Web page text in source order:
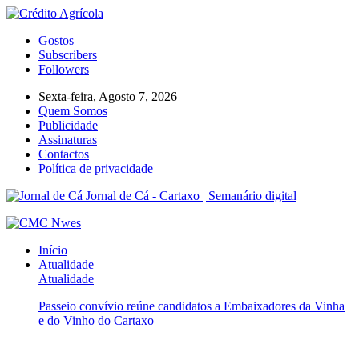
Gostos
Subscribers
Followers
Sexta-feira, Agosto 7, 2026
Quem Somos
Publicidade
Assinaturas
Contactos
Política de privacidade
Jornal de Cá - Cartaxo | Semanário digital
Início
Atualidade
Atualidade
Passeio convívio reúne candidatos a Embaixadores da Vinha
e do Vinho do Cartaxo